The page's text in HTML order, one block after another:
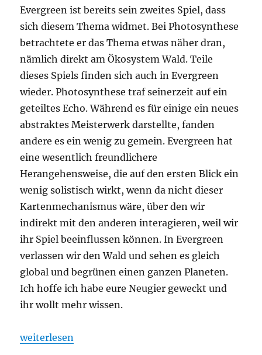
Evergreen ist bereits sein zweites Spiel, dass
sich diesem Thema widmet. Bei Photosynthese
betrachtete er das Thema etwas näher dran,
nämlich direkt am Ökosystem Wald. Teile
dieses Spiels finden sich auch in Evergreen
wieder. Photosynthese traf seinerzeit auf ein
geteiltes Echo. Während es für einige ein neues
abstraktes Meisterwerk darstellte, fanden
andere es ein wenig zu gemein. Evergreen hat
eine wesentlich freundlichere
Herangehensweise, die auf den ersten Blick ein
wenig solistisch wirkt, wenn da nicht dieser
Kartenmechanismus wäre, über den wir
indirekt mit den anderen interagieren, weil wir
ihr Spiel beeinflussen können. In Evergreen
verlassen wir den Wald und sehen es gleich
global und begrünen einen ganzen Planeten.
Ich hoffe ich habe eure Neugier geweckt und
ihr wollt mehr wissen.
„Evergreen – Terraforming Planet“
weiterlesen